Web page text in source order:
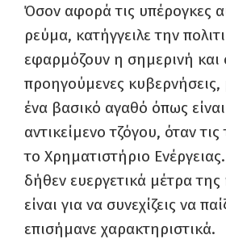
Όσον αφορά τις υπέρογκες
ρεύμα, κατήγγειλε την
εφαρμόζουν η σημερινή και
προηγούμενες κυβερνήσεις,
ένα βασικό αγαθό όπως
αντικείμενο τζόγου, όταν τις
το Χρηματιστήριο
δήθεν ευεργετικά μέτρα
είναι για να συνεχίζεις να
επισήμανε χαρακτηριστικά.